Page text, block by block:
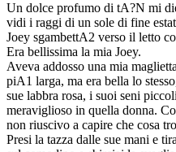
Un dolce profumo di tA?N mi
vidi i raggi di un sole di fine
Joey sgambettA2 verso il letto
Era bellissima la mia Joey.
Aveva addosso una mia
piA1 larga, ma era bella lo
sue labbra rosa, i suoi seni
meraviglioso in quella donna.
non riuscivo a capire che cosa
Presi la tazza dalle sue mani e